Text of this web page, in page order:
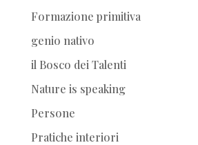
Formazione primitiva
genio nativo
il Bosco dei Talenti
Nature is speaking
Persone
Pratiche interiori